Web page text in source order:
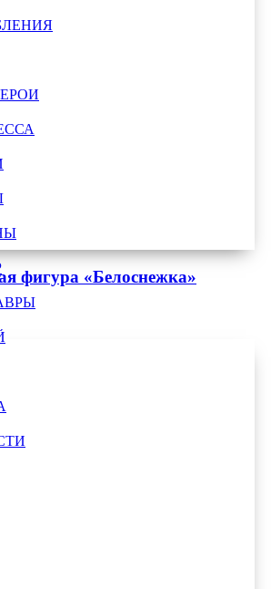
фигура «Белоснежка»